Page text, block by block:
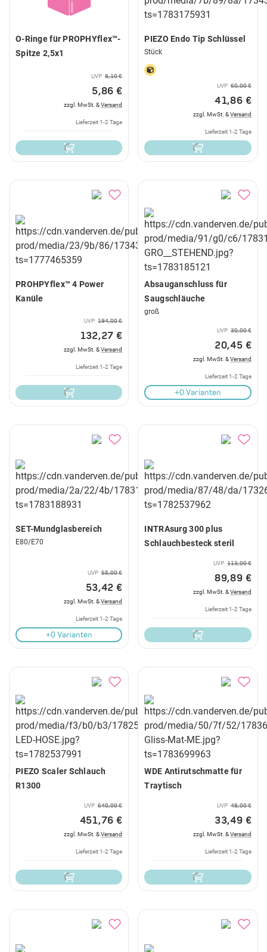
O-Ringe für PROPHYflex™-
Spitze 2,5x1
UVP 8,10 €
5,86 €
zzgl. MwSt. &Versand
Lieferzeit 1-2 Tage
PIEZO Endo Tip Schlüssel
Stück
UVP 60,00 €
41,86 €
zzgl. MwSt. &Versand
Lieferzeit 1-2 Tage
PROHPYflex™ 4 Power
Kanüle
UVP 194,00 €
132,27 €
zzgl. MwSt. &Versand
Lieferzeit 1-2 Tage
Absauganschluss für
Saugschläuche
groß
UVP 30,00 €
20,45 €
zzgl. MwSt. &Versand
Lieferzeit 1-2 Tage
+0 Varianten
SET-Mundglasbereich
E80/E70
UVP 65,00 €
53,42 €
zzgl. MwSt. &Versand
Lieferzeit 1-2 Tage
+0 Varianten
INTRAsurg 300 plus
Schlauchbesteck steril
UVP 113,00 €
89,89 €
zzgl. MwSt. &Versand
Lieferzeit 1-2 Tage
PIEZO Scaler Schlauch
R1300
UVP 640,00 €
451,76 €
zzgl. MwSt. &Versand
Lieferzeit 1-2 Tage
WDE Antirutschmatte für
Traytisch
UVP 48,00 €
33,49 €
zzgl. MwSt. &Versand
Lieferzeit 1-2 Tage